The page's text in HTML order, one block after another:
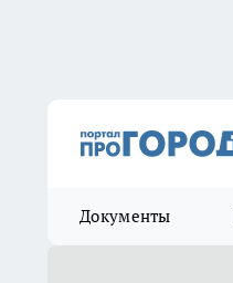
Документы